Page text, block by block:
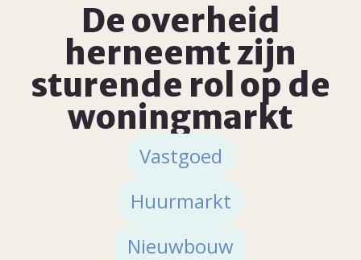
De overheid
herneemt zijn
sturende rol op de
woningmarkt
Vastgoed
Huurmarkt
Nieuwbouw